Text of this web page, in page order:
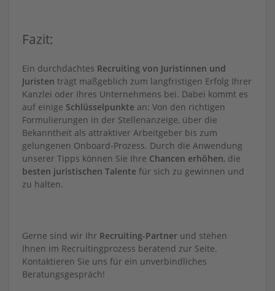
Fazit:
Ein durchdachtes Recruiting von Juristinnen und
Juristen trägt maßgeblich zum langfristigen Erfolg Ihrer
Kanzlei oder Ihres Unternehmens bei. Dabei kommt es
auf einige Schlüsselpunkte an: Von den richtigen
Formulierungen in der Stellenanzeige, über die
Bekanntheit als attraktiver Arbeitgeber bis zum
gelungenen Onboard-Prozess. Durch die Anwendung
unserer Tipps können Sie Ihre Chancen erhöhen, die
besten juristischen Talente für sich zu gewinnen und
zu halten.
Gerne sind wir Ihr Recruiting-Partner und stehen
Ihnen im Recruitingprozess beratend zur Seite.
Kontaktieren Sie uns für ein unverbindliches
Beratungsgespräch!